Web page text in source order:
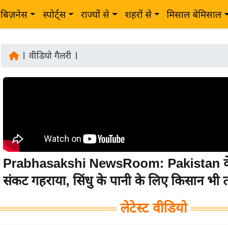
बिज़नेस स्पोर्ट्स राज्यों से शहरों से मिसाल बेमिसाल
वीडियो गैलरी
Prabhasakshi NewsRoom: Pakistan
संकट गहराया, सिंधु के पानी के लिए किसान भी
लेटेस्ट वीडियो